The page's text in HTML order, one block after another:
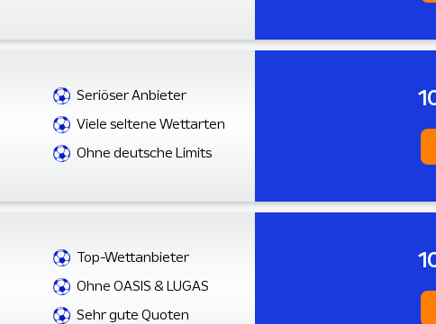
Seriöser Anbieter
Viele seltene Wettarten
Ohne deutsche Limits
Top-Wettanbieter
Ohne OASIS & LUGAS
Sehr gute Quoten